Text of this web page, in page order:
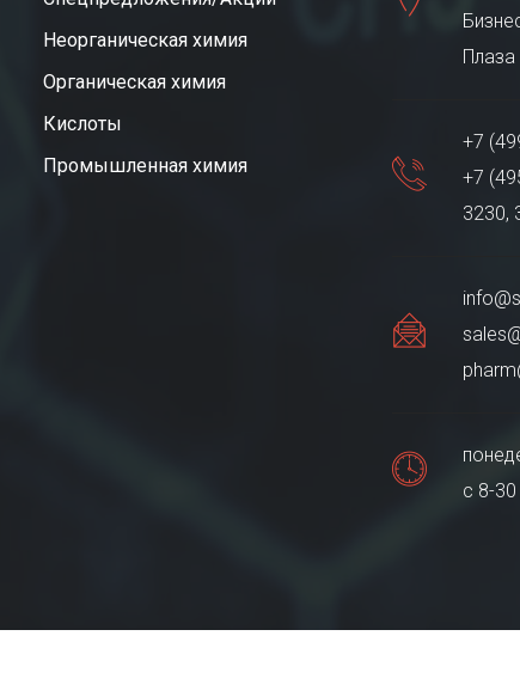
Неорганическая химия
Органическая химия
Кислоты
Промышленная химия
+7
+7
3230,
с 8-